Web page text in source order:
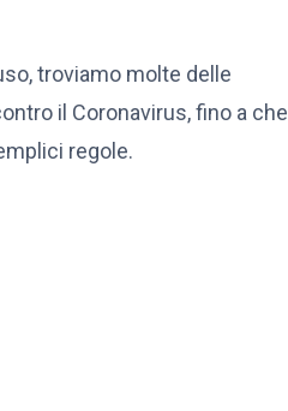
troviamo molte delle
il Coronavirus, fino a che
regole.